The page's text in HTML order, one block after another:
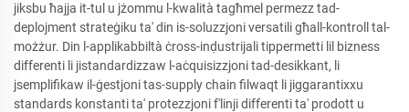
jiksbu ħajja it-tul u jżommu l-kwalità tagħmel permezz tad-
deplojment strateġiku ta' din is-soluzzjoni versatili għall-kontroll tal-
możżur. Din l-applikabbiltà ċross-inḍustrijali tippermetti lil bizness
differenti li jistandardizzaw l-aċquisizzjoni tad-desikkant, li
jsemplifikaw il-ġestjoni tas-supply chain filwaqt li jiggarantixxu
standards konstanti ta' protezzjoni f'linji differenti ta' prodott u